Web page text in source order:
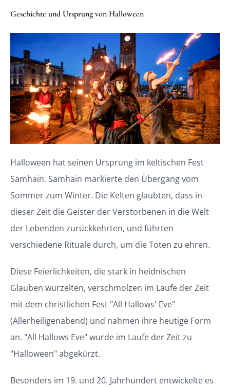
Geschichte und Ursprung von Halloween
Halloween hat seinen Ursprung im keltischen Fest
Samhain. Samhain markierte den Übergang vom
Sommer zum Winter. Die Kelten glaubten, dass in
dieser Zeit die Geister der Verstorbenen in die Welt
der Lebenden zurückkehrten, und führten
verschiedene Rituale durch, um die Toten zu ehren.
Diese Feierlichkeiten, die stark in heidnischen
Glauben wurzelten, verschmolzen im Laufe der Zeit
mit dem christlichen Fest "All Hallows' Eve"
(Allerheiligenabend) und nahmen ihre heutige Form
an. "All Hallows Eve" wurde im Laufe der Zeit zu
"Halloween" abgekürzt.
Besonders im 19. und 20. Jahrhundert entwickelte es